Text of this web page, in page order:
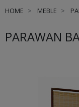
HOME MEBLE
PARAWAN